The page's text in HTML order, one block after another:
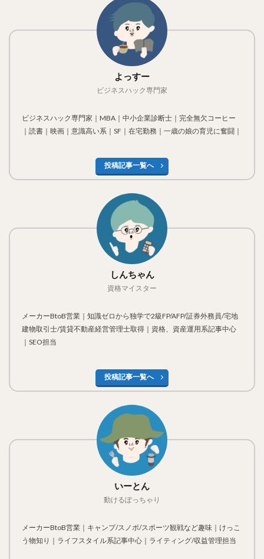
よっすー
ビジネスハック専門家
ビジネスハック専門家｜MBA｜中小企業診断士｜完全無欠コーヒー
｜読書｜映画｜意識高い系｜SF｜在宅勤務｜一歳の娘の育児に奮闘｜
投稿記事一覧へ
しんちゃん
資格マイスター
メーカーBtoB営業｜知識ゼロから独学で2級FP/AFP/証券外務員/宅地
建物取引士/賃貸不動産経営管理士取得｜資格、資産運用系記事中心
｜SEO担当
投稿記事一覧へ
いーとん
動けるぽっちゃり
メーカーBtoB営業｜キャンプ/スノボ/スポーツ観戦など趣味｜けっこ
う物知り｜ライフスタイル系記事中心｜ライティング/収益管理担当